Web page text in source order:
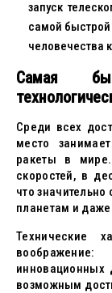
запуск
самой
человечества
Самая
Среди всех
место
ракеты в
скоростей, в
что
планетам и
Технические
инновационных
возможным